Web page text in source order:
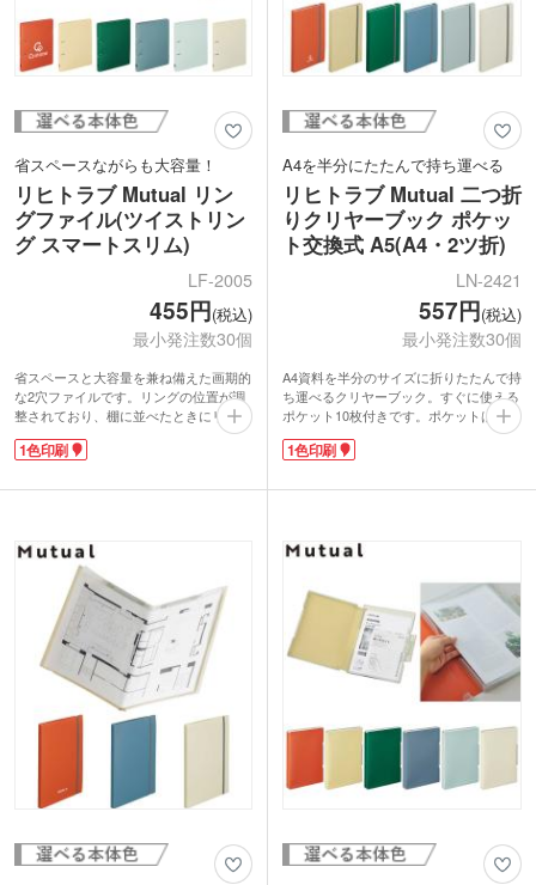
省スペースながらも大容量！
リヒトラブ Mutual リン
グファイル(ツイストリン
グ スマートスリム)
LF-2005
455円(税込)
最小発注数30個
省スペースと大容量を兼ね備えた画期的
な2穴ファイルです。リングの位置が調
整されており、棚に並べたときにリング
同士が自然に重なる設計になっていま
す。大きめのリングでA4コピー用紙180
けで簡単に開けられます。内側にはポケ
示会や説明会の資料配布、オープンキャ
ンパスなどでお渡しするのにおすすめで
す。プリントや書類の整理にぴったり
で、学生からビジネスパーソンまで幅広
く使えます。
1色印刷
A4を半分にたたんで持ち運べる
リヒトラブ Mutual 二つ折
りクリヤーブック ポケッ
ト交換式 A5(A4・2ツ折)
LN-2421
557円(税込)
最小発注数30個
A4資料を半分のサイズに折りたたんで持
ち運べるクリヤーブック。すぐに使える
ポケット10枚付きです。ポケットは交換
式で繰り返し使えます。書類を開く時、
スムーズに閲覧できる薄いとじ具が特
意に開きません。
記念品や卒業記念品にもおすすめ。選べ
オリジナルグッズ制作にご活用いただけ
ます。
1色印刷